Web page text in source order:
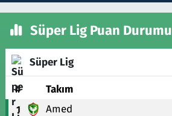
Süper Lig Puan Durumu
Süper Lig
# Takım
1 Amed